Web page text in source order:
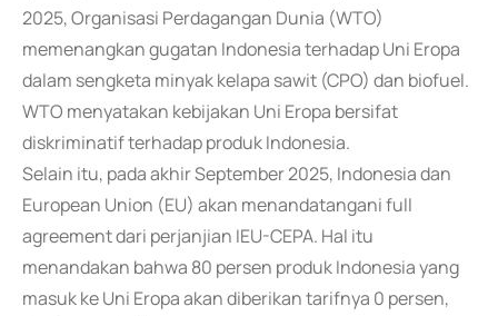
2025, Organisasi Perdagangan Dunia (WTO)
memenangkan gugatan Indonesia terhadap Uni Eropa
dalam sengketa minyak kelapa sawit (CPO) dan biofuel.
WTO menyatakan kebijakan Uni Eropa bersifat
diskriminatif terhadap produk Indonesia.
Selain itu, pada akhir September 2025, Indonesia dan
European Union (EU) akan menandatangani full
agreement dari perjanjian IEU-CEPA. Hal itu
menandakan bahwa 80 persen produk Indonesia yang
masuk ke Uni Eropa akan diberikan tarifnya 0 persen,